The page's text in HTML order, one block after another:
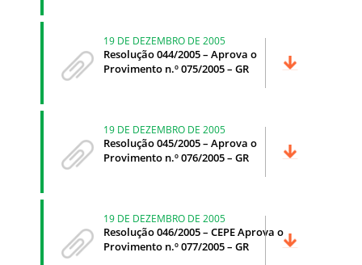
19 DE DEZEMBRO DE 2005
Resolução 044/2005 – Aprova o
Provimento n.º 075/2005 – GR
19 DE DEZEMBRO DE 2005
Resolução 045/2005 – Aprova o
Provimento n.º 076/2005 – GR
19 DE DEZEMBRO DE 2005
Resolução 046/2005 – CEPE Aprova o
Provimento n.º 077/2005 – GR